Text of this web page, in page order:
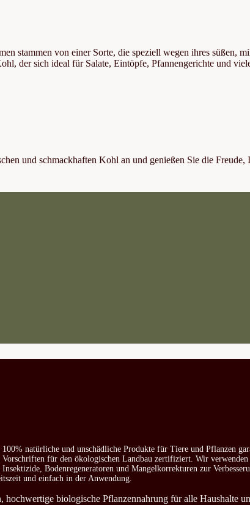
stammen von einer Sorte, die speziell wegen ihres süßen,
der sich ideal für Salate, Eintöpfe, Pfannengerichte und
und schmackhaften Kohl an und genießen Sie die Freude,
natürliche und unschädliche Produkte für Tiere und Pflanzen
für den ökologischen Landbau zertifiziert. Wir
Bodenregeneratoren und Mangelkorrekturen zur
und einfach in der Anwendung.
biologische Pflanzennahrung für alle Haushalte